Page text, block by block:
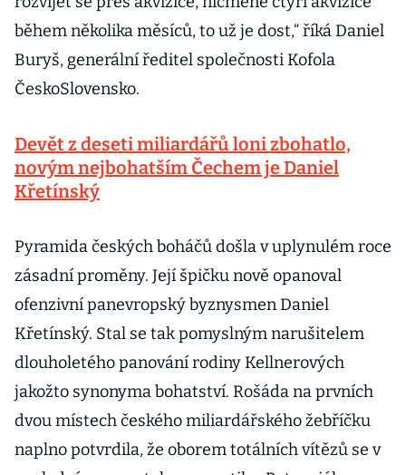
během několika měsíců, to už je dost,“ říká Daniel
Buryš, generální ředitel společnosti Kofola
ČeskoSlovensko.
Devět z deseti miliardářů loni zbohatlo,
novým nejbohatším Čechem je Daniel
Křetínský
Pyramida českých boháčů došla v uplynulém roce
zásadní proměny. Její špičku nově opanoval
ofenzivní panevropský byznysmen Daniel
Křetínský. Stal se tak pomyslným narušitelem
dlouholetého panování rodiny Kellnerových
jakožto synonyma bohatství. Rošáda na prvních
dvou místech českého miliardářského žebříčku
naplno potvrdila, že oborem totálních vítězů se v